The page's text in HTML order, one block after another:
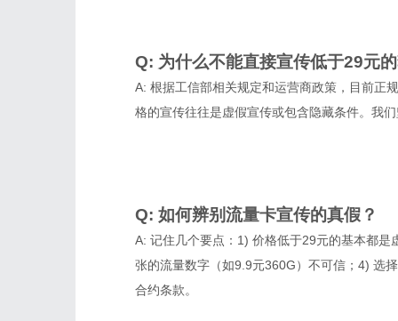
Q: 为什么不能直接宣传低于29元
A: 根据工信部相关规定和运营商政策，目前正
格的宣传往往是虚假宣传或包含隐藏条件。我
Q: 如何辨别流量卡宣传的真假？
A: 记住几个要点：1) 价格低于29元的基本都
张的流量数字（如9.9元360G）不可信；4) 选
合约条款。